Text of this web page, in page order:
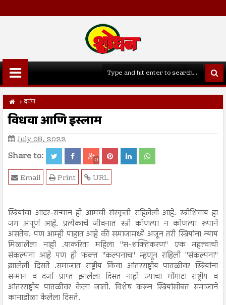
दर्पण
विधवा आणि इस्लाम
July 08, 2022
Share to: 0
URL
Print
Email
स्त्रियांचा आदर-सन्मान ही आमची संस्कृती राहिलेली आहे. स्त्रीशिवाय हा
जग अपूर्ण आहे. प्रत्येकाचे जीवनात स्त्री कोणत्या न कोणत्या रूपाने
असतेच. पण आम्ही पाहात आहे की समाजामध्ये अजून तरी स्त्रियांना न्याय
मिळालेला नाही .याकरिता महिला "स-शक्तिकरण" एक महत्त्वाची
संकल्पना आहे पण ही फक्त "कल्पनाच" म्हणून राहिली "संकल्पना"
झालेली दिसते .समाजात राष्ट्रीय किंवा आंतरराष्ट्रीय पातळीवर स्त्रियांना
सन्मान व दर्जा प्राप्त झालेला दिसत नाही ज्याचा गोंगाटा राष्ट्रीय व
आंतरराष्ट्रीय पातळीवर केला जातो. विशेष करून स्त्रियांसोबत समाजाने
कानाडोळा केलेला दिसते.